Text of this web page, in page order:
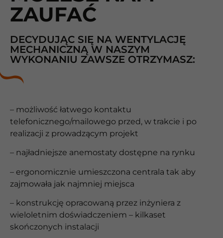
ZAUFAĆ
DECYDUJĄC SIĘ NA WENTYLACJĘ
MECHANICZNĄ W NASZYM
WYKONANIU ZAWSZE OTRZYMASZ:
– możliwość łatwego kontaktu
telefonicznego/mailowego przed, w trakcie i po
realizacji z prowadzącym projekt
– najładniejsze anemostaty dostępne na rynku
– ergonomicznie umieszczona centrala tak aby
zajmowała jak najmniej miejsca
– konstrukcję opracowaną przez inżyniera z
wieloletnim doświadczeniem – kilkaset
skończonych instalacji